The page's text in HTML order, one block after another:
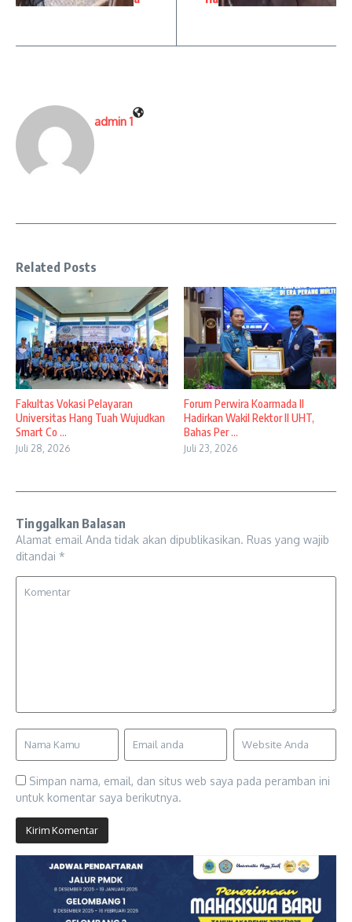
admin 1
Related Posts
Fakultas Vokasi Pelayaran
Universitas Hang Tuah Wujudkan
Smart Co ...
Juli 28, 2026
Forum Perwira Koarmada II
Hadirkan Wakil Rektor II UHT,
Bahas Per ...
Juli 23, 2026
Tinggalkan Balasan
Alamat email Anda tidak akan dipublikasikan. Ruas yang wajib
ditandai *
Simpan nama, email, dan situs web saya pada peramban ini
untuk komentar saya berikutnya.